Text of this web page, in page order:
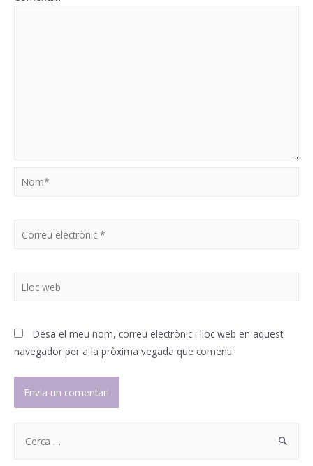
Nom*
Lloc
Desa el meu nom, correu electrònic i lloc web en aquest
navegador per a la pròxima vegada que comenti.